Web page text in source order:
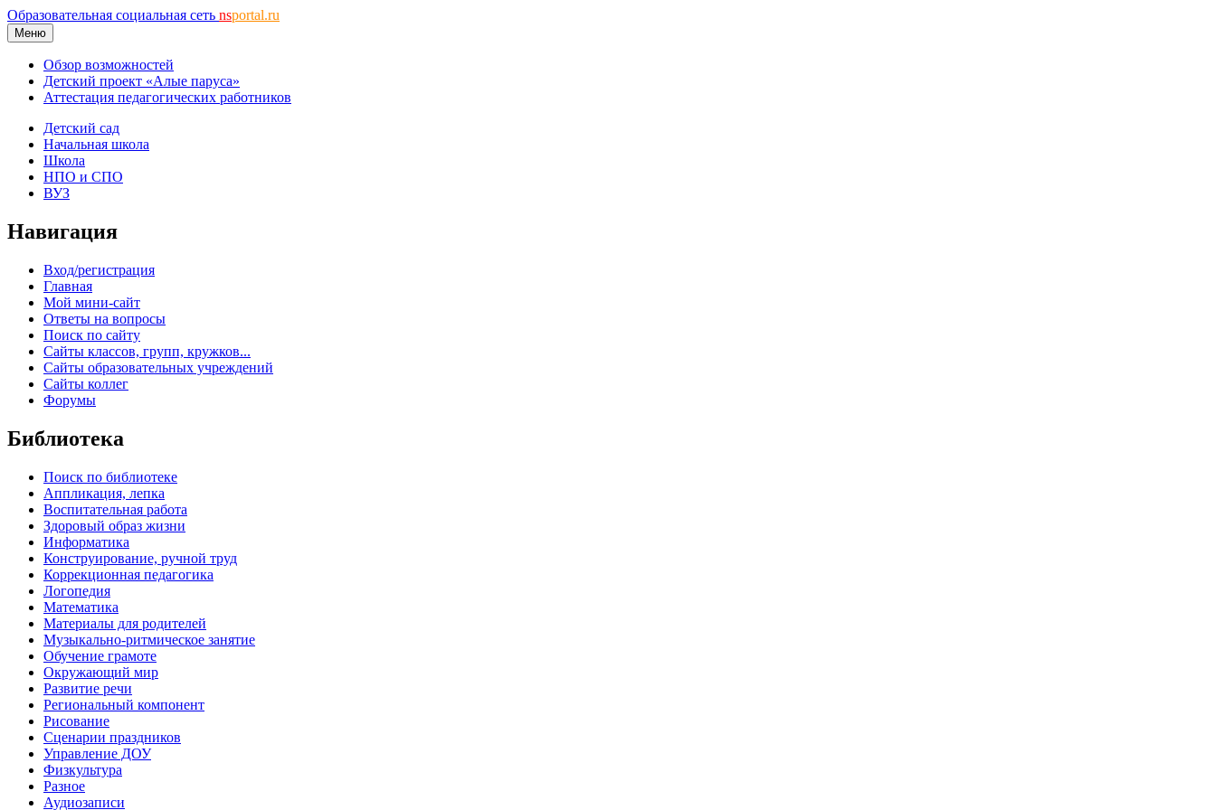
Образовательная социальная сеть nsportal.ru
Меню
Обзор возможностей
Детский проект «Алые паруса»
Аттестация педагогических работников
Детский сад
Начальная школа
Школа
НПО и СПО
ВУЗ
Навигация
Вход/регистрация
Главная
Мой мини-сайт
Ответы на вопросы
Поиск по сайту
Сайты классов, групп, кружков...
Сайты образовательных учреждений
Сайты коллег
Форумы
Библиотека
Поиск по библиотеке
Аппликация, лепка
Воспитательная работа
Здоровый образ жизни
Информатика
Конструирование, ручной труд
Коррекционная педагогика
Логопедия
Математика
Материалы для родителей
Музыкально-ритмическое занятие
Обучение грамоте
Окружающий мир
Развитие речи
Региональный компонент
Рисование
Сценарии праздников
Управление ДОУ
Физкультура
Разное
Аудиозаписи